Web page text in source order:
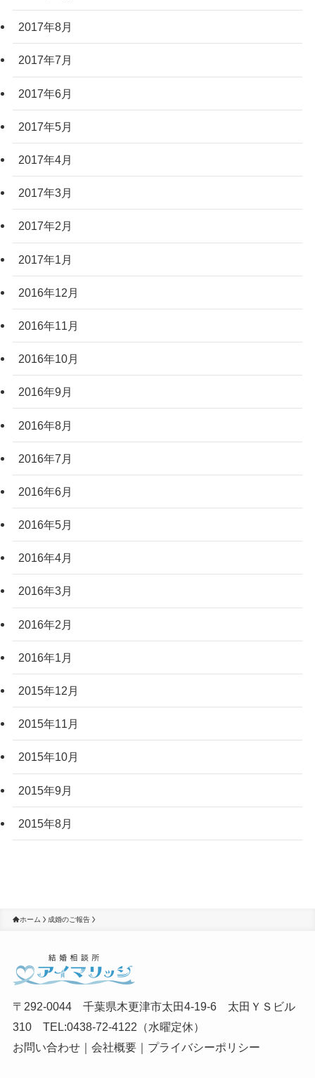
2017年8月
2017年7月
2017年6月
2017年5月
2017年4月
2017年3月
2017年2月
2017年1月
2016年12月
2016年11月
2016年10月
2016年9月
2016年8月
2016年7月
2016年6月
2016年5月
2016年4月
2016年3月
2016年2月
2016年1月
2015年12月
2015年11月
2015年10月
2015年9月
2015年8月
ホーム 成婚のご報告
〒292-0044 千葉県木更津市太田4-19-6 太田ＹＳビル
310 TEL:0438-72-4122（水曜定休）
お問い合わせ｜ 会社概要｜ プライバシーポリシー